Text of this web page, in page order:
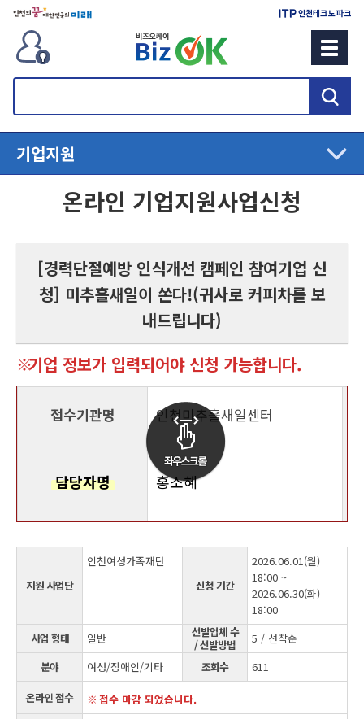
검
기업지원
온라인 기업지원사업신청
[경력단절예방 인식개선 캠페인 참여기업 신
청] 미추홀새일이 쏜다!(귀사로 커피차를 보
내드립니다)
기업 정보가 입력되어야 신청 가능합니다.
접수기관명 인천미추홀새일센터
담당자명 홍소혜
지원 사업단
인천여성가족재단
신청 기간
2026.06.01(월)
18:00 ~
2026.06.30(화)
18:00
사업 형태
일반
선발업체 수
/ 선발방법
5 / 선착순
분야
여성/장애인/기타 조회수
611
온라인 접수
접수 마감 되었습니다.